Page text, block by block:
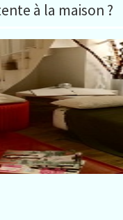
à la maison ?